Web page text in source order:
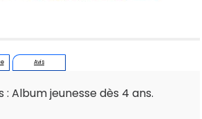
Avis
: Album jeunesse dès 4 ans.